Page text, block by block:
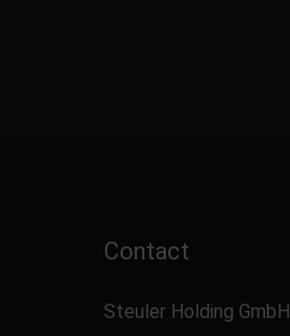
Contact
Steuler Holding GmbH